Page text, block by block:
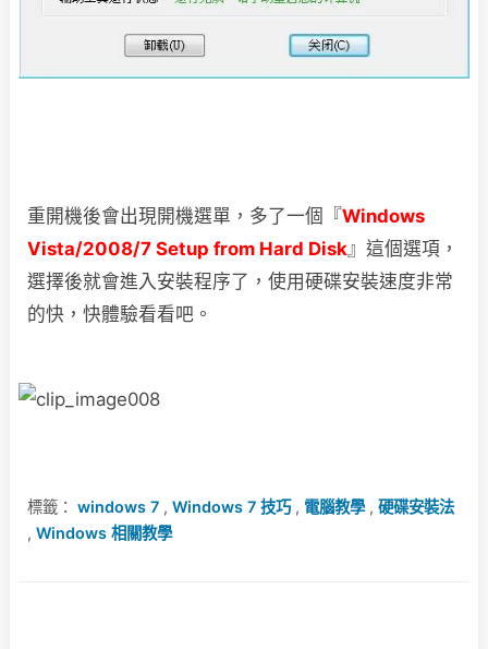
重開機後會出現開機選單，多了一個『Windows
Vista/2008/7 Setup from Hard Disk 』這個選項，
選擇後就會進入安裝程序了，使用硬碟安裝速度非常
的快，快體驗看看吧。
標籤： windows 7 , Windows 7 技巧, 電腦教學, 硬碟安裝法
, Windows 相關教學